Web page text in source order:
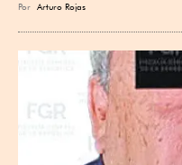
Por Arturo Rojas